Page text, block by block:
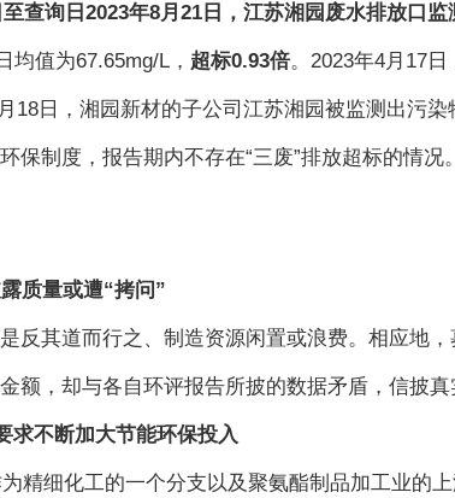
查询日2023年8月21日，江苏湘园废水排放口监
值为67.65mg/L， 超标0.93倍。2023年4月17
18日，湘园新材的子公司江苏湘园被监测出污
保制度，报告期内不存在“三废”排放超标的情
质量或遭“拷问”
反其道而行之、制造资源闲置或浪费。相应地
额，却与各自环评报告所披的数据矛盾，信披真
求不断加大节能环保投入
精细化工的一个分支以及聚氨酯制品加工业的